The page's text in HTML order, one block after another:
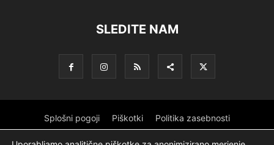
SLEDITE NAM
Splošni pogoji Piškotki Politika zasebnosti
Oglaševanje Partnerji Sofinanciranje Logotip